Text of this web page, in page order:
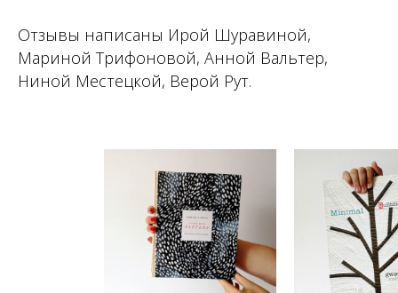
Отзывы написаны Ирой Шуравиной,
Мариной Трифоновой, Анной Вальтер,
Ниной Местецкой, Верой Рут.